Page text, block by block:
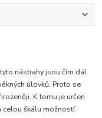
nástrahy jsou čím dál
úlovků. Proto se
K tomu je určen
celou škálu možností.